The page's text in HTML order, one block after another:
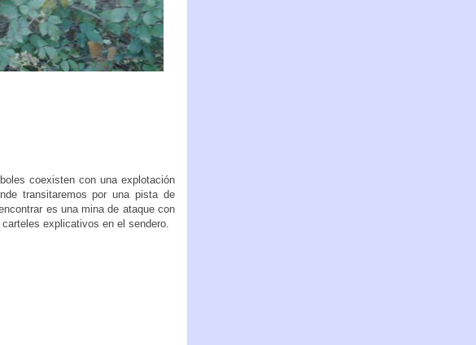
coexisten con una explotación
transitaremos por una pista de
es una mina de ataque con
explicativos en el sendero.